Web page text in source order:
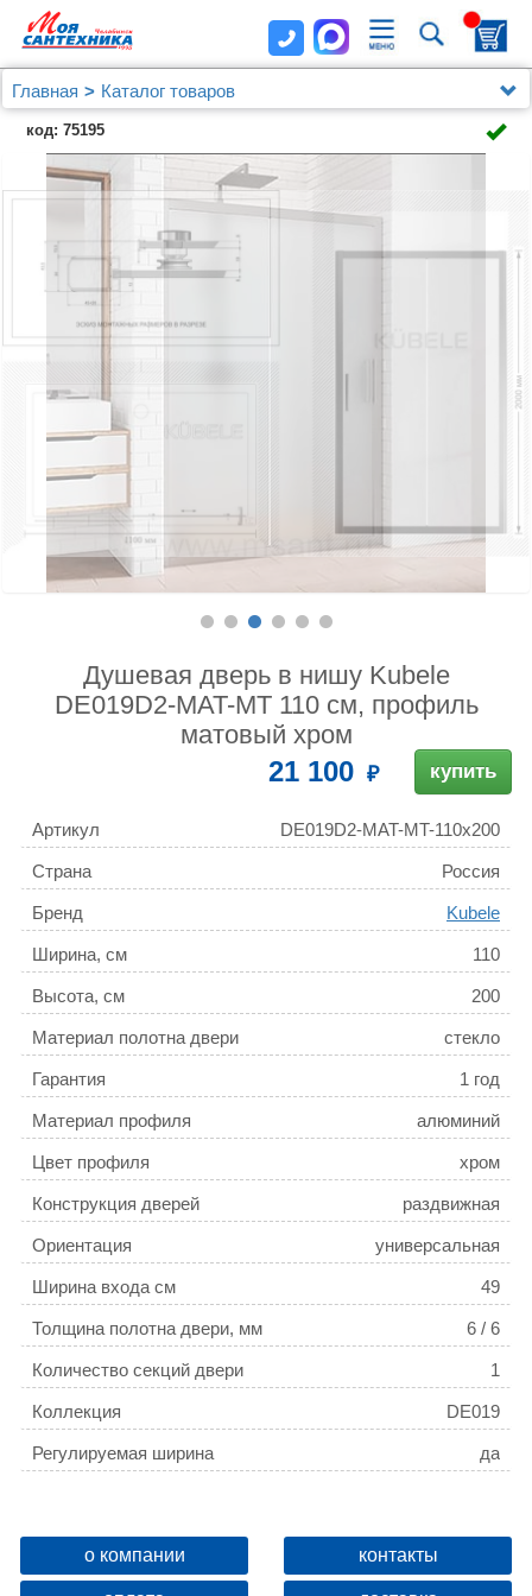
Главная
Каталог товаров
Душевые уголки, ограждения, поддоны
Kubele
Душевая дверь в нишу Kubele DE019D2-MAT-MT 110
см, профиль матовый хром
код: 75195
Душевая дверь в нишу Kubele
DE019D2-MAT-MT 110 см, профиль
матовый хром
21 100 купить
Артикул DE019D2-MAT-MT-110х200
Страна Россия
Бренд Kubele
Ширина, см 110
Высота, см 200
Материал полотна двери стекло
Гарантия 1 год
Материал профиля алюминий
Цвет профиля хром
Конструкция дверей раздвижная
Ориентация универсальная
Ширина входа см 49
Толщина полотна двери, мм 6 / 6
Количество секций двери 1
Коллекция DE019
Регулируемая ширина да
о компании контакты